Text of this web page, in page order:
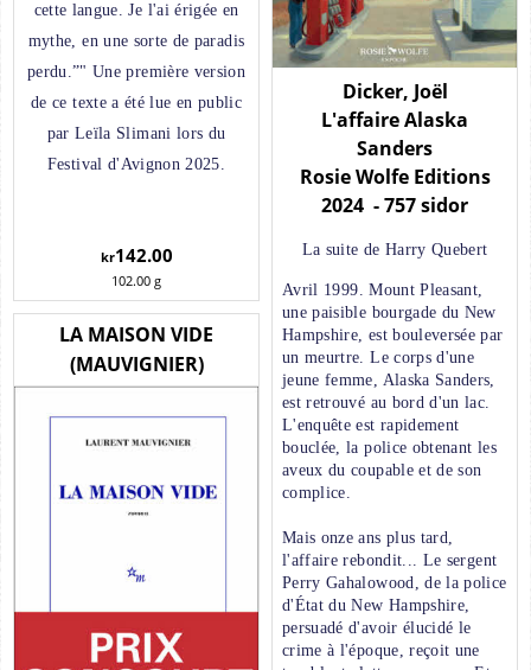
cette langue. Je l'ai érigée en
mythe, en une sorte de paradis
perdu.”" Une première version
de ce texte a été lue en public
par Leïla Slimani lors du
Festival d'Avignon 2025.
kr142.00
102.00 g
Dicker, Joël
L'affaire Alaska
Sanders
Rosie Wolfe Editions
2024 - 757 sidor
La suite de Harry Quebert
Avril 1999. Mount Pleasant,
une paisible bourgade du New
Hampshire, est bouleversée par
un meurtre. Le corps d'une
jeune femme, Alaska Sanders,
est retrouvé au bord d'un lac.
L'enquête est rapidement
bouclée, la police obtenant les
aveux du coupable et de son
complice.
Mais onze ans plus tard,
l'affaire rebondit... Le sergent
Perry Gahalowood, de la police
d'État du New Hampshire,
persuadé d'avoir élucidé le
crime à l'époque, reçoit une
LA MAISON VIDE
(MAUVIGNIER)